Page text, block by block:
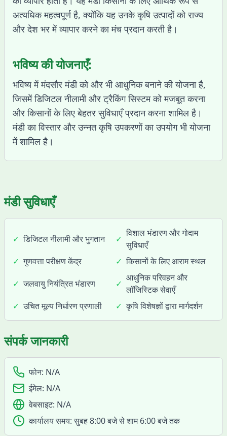
अत्यधिक महत्वपूर्ण है, क्योंकि यह उनके कृषि उत्पादों को राज्य
और देश भर में व्यापार करने का मंच प्रदान करती है।
भविष्य की योजनाएँ:
भविष्य में मंदसौर मंडी को और भी आधुनिक बनाने की योजना है,
जिसमें डिजिटल नीलामी और ट्रैकिंग सिस्टम को मजबूत करना
और किसानों के लिए बेहतर सुविधाएँ प्रदान करना शामिल है।
मंडी का विस्तार और उन्नत कृषि उपकरणों का उपयोग भी योजना
में शामिल है।
मंडी सुविधाएँ
✓ डिजिटल नीलामी और भुगतान ✓
विशाल भंडारण और गोदाम
सुविधाएँ
✓ गुणवत्ता परीक्षण केंद्र ✓ किसानों के लिए आराम स्थल
✓ जलवायु नियंत्रित भंडारण ✓
आधुनिक परिवहन और
लॉजिस्टिक सेवाएँ
✓ उचित मूल्य निर्धारण प्रणाली ✓ कृषि विशेषज्ञों द्वारा मार्गदर्शन
संपर्क जानकारी
फोन: N/A
ईमेल: N/A
वेबसाइट: N/A
कार्यालय समय:सुबह 8:00 बजे से शाम 6:00 बजे तक